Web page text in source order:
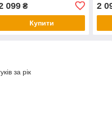
099₴
Купити
2
за рік